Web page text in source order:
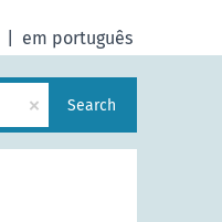
em português
× Search